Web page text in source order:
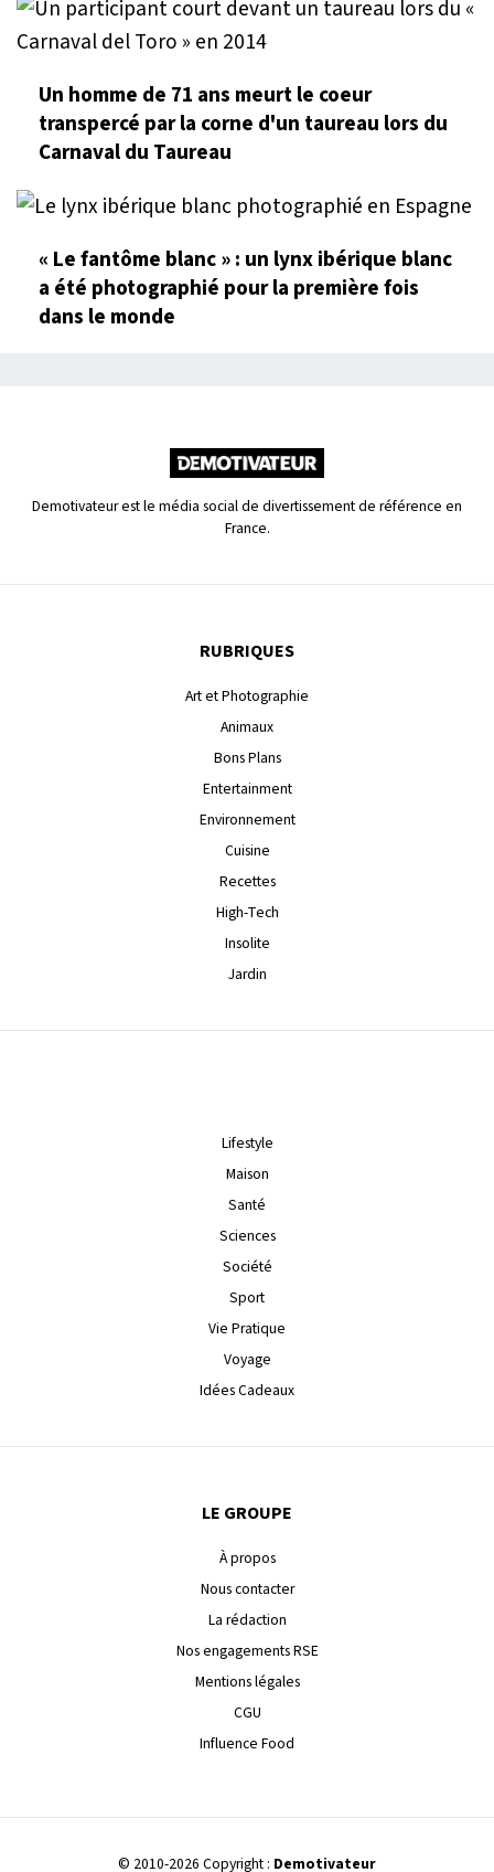
Un homme de 71 ans meurt le coeur
transpercé par la corne d'un taureau lors du
Carnaval du Taureau
« Le fantôme blanc » : un lynx ibérique blanc
a été photographié pour la première fois
dans le monde
Demotivateur est le média social de divertissement de référence en
France.
RUBRIQUES
Art et Photographie
Animaux
Bons Plans
Entertainment
Environnement
Cuisine
Recettes
High-Tech
Insolite
Jardin
Lifestyle
Maison
Santé
Sciences
Société
Sport
Vie Pratique
Voyage
Idées Cadeaux
LE GROUPE
À propos
Nous contacter
La rédaction
Nos engagements RSE
Mentions légales
CGU
Influence Food
© 2010-2026 Copyright : Demotivateur